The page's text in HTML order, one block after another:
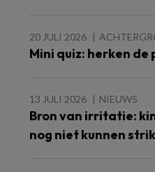
20 JULI 2026
Mini quiz: herken
13 JULI 2026 NIEUWS
Bron van irritatie:
nog niet kunnen